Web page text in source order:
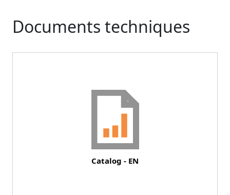
Documents techniques
Document
Catalog - EN